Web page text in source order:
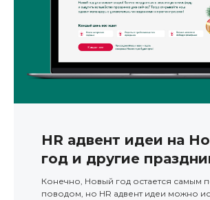
HR адвент идеи на
год и другие
Конечно, Новый год остается самым
поводом, но HR адвент идеи можно